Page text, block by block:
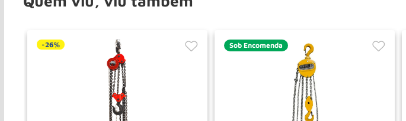
-26% Sob Encomenda